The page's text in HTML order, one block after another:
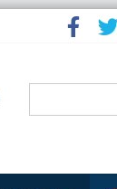
Search